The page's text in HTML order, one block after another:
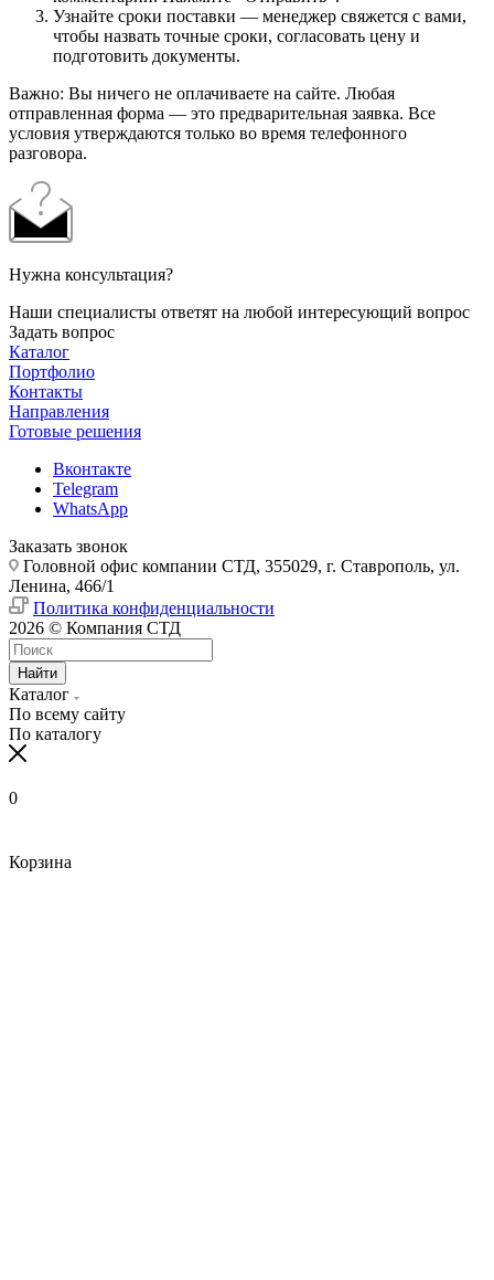
Узнайте сроки поставки — менеджер свяжется с вами,
чтобы назвать точные сроки, согласовать цену и
подготовить документы.
Важно: Вы ничего не оплачиваете на сайте. Любая
отправленная форма — это предварительная заявка. Все
условия утверждаются только во время телефонного
разговора.
Нужна консультация?
Наши специалисты ответят на любой интересующий вопрос
Задать вопрос
Каталог
Портфолио
Контакты
Направления
Готовые решения
Вконтакте
Telegram
WhatsApp
Заказать звонок
Головной офис компании СТД, 355029, г. Ставрополь, ул.
Ленина, 466/1
Политика конфиденциальности
2026 © Компания СТД
Найти
Каталог
По всему сайту
По каталогу
0
Корзина